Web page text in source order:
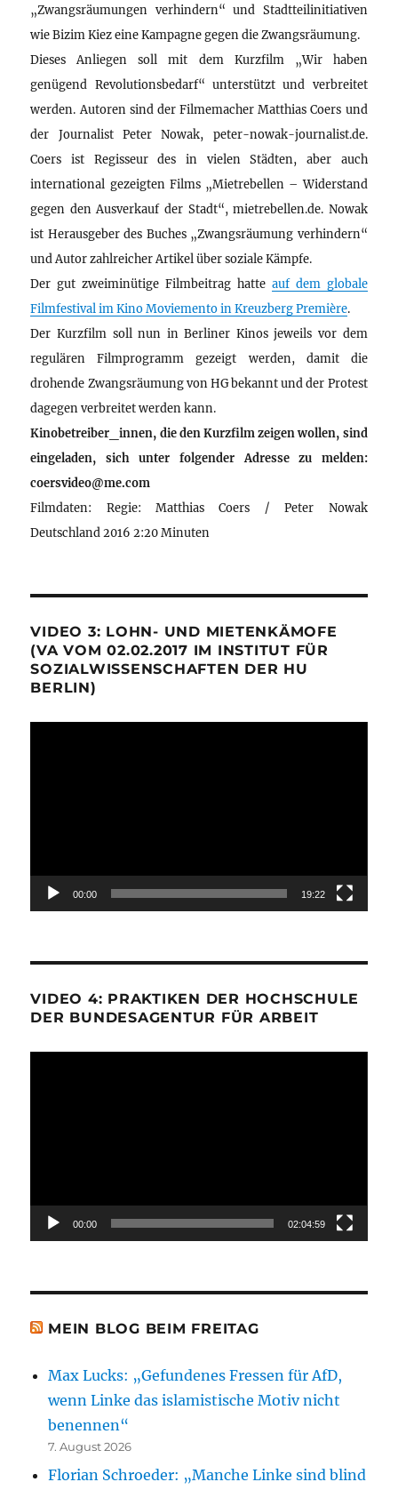
„Zwangsräumungen verhindern“ und Stadtteilinitiativen
wie Bizim Kiez eine Kampagne gegen die Zwangsräumung.
Dieses Anliegen soll mit dem Kurzfilm „Wir haben
genügend Revolutionsbedarf“ unterstützt und verbreitet
werden. Autoren sind der Filmemacher Matthias Coers und
der Journalist Peter Nowak, peter-nowak-journalist.de.
Coers ist Regisseur des in vielen Städten, aber auch
international gezeigten Films „Mietrebellen – Widerstand
gegen den Ausverkauf der Stadt“, mietrebellen.de. Nowak
ist Herausgeber des Buches „Zwangsräumung verhindern“
und Autor zahlreicher Artikel über soziale Kämpfe.
Der gut zweiminütige Filmbeitrag hatte auf dem globale
Filmfestival im Kino Moviemento in Kreuzberg Première.
Der Kurzfilm soll nun in Berliner Kinos jeweils vor dem
regulären Filmprogramm gezeigt werden, damit die
drohende Zwangsräumung von HG bekannt und der Protest
dagegen verbreitet werden kann.
Kinobetreiber_innen, die den Kurzfilm zeigen wollen, sind
eingeladen, sich unter folgender Adresse zu melden:
coersvideo@me.com
Filmdaten: Regie: Matthias Coers / Peter Nowak
Deutschland 2016 2:20 Minuten
VIDEO 3: LOHN- UND MIETENKÄMOFE
(VA VOM 02.02.2017 IM INSTITUT FÜR
SOZIALWISSENSCHAFTEN DER HU
BERLIN)
00:00 19:22
VIDEO 4: PRAKTIKEN DER HOCHSCHULE
DER BUNDESAGENTUR FÜR ARBEIT
00:00 02:04:59
MEIN BLOG BEIM FREITAG
Max Lucks: „Gefundenes Fressen für AfD,
wenn Linke das islamistische Motiv nicht
benennen“
7. August 2026
Florian Schroeder: „Manche Linke sind blind